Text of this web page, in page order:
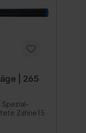
| 265
Zähne15